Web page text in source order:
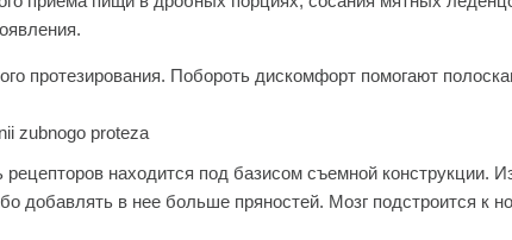
протезирования. Побороть дискомфорт помогают
находится под базисом съемной конструкции.
добавлять в нее больше пряностей. Мозг подстроится к